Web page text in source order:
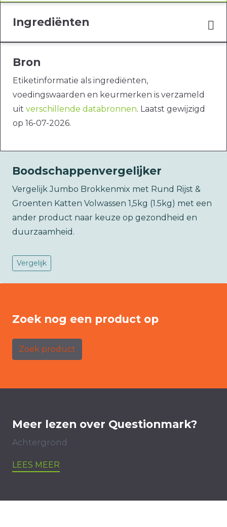
Ingrediënten
Bron
Etiketinformatie als ingrediënten,
voedingswaarden en keurmerken is verzameld
uit verschillende databronnen. Laatst gewijzigd
op 16-07-2026.
Boodschappenvergelijker
Vergelijk Jumbo Brokkenmix met Rund Rijst &
Groenten Katten Volwassen 1,5kg (1.5kg) met een
ander product naar keuze op gezondheid en
duurzaamheid.
Vergelijk
Zoek nog een product op
Zoek product
Meer lezen over Questionmark?
Achtergrond
LEES MEER